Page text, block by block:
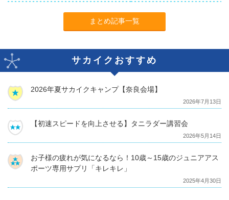
まとめ記事一覧
サカイクおすすめ
2026年夏サカイクキャンプ【奈良会場】
2026年7月13日
【初速スピードを向上させる】タニラダー講習会
2026年5月14日
お子様の疲れが気になるなら！10歳～15歳のジュニアアス
ポーツ専用サプリ「キレキレ」
2025年4月30日